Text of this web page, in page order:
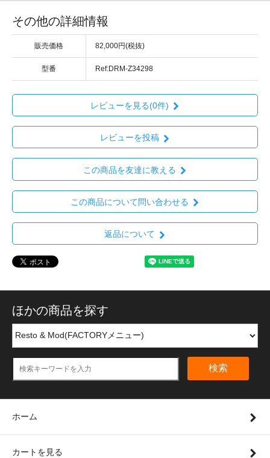
その他の詳細情報
販売価格 82,000円(税抜)
型番 Ref:DRM-Z34298
レビューを見る(0件)
レビューを投稿
この商品を友達に教える
この商品について問い合わせる
返品について
ほかの商品を探す
検索
ホーム
カートを見る